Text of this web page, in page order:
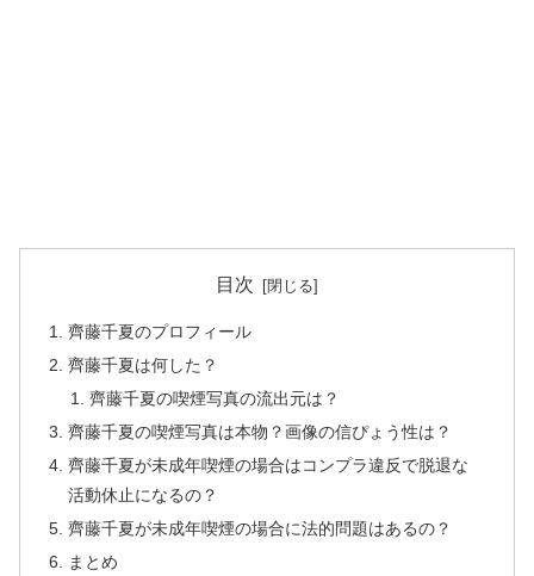
目次
齊藤千夏のプロフィール
齊藤千夏は何した？
齊藤千夏の喫煙写真の流出元は？
齊藤千夏の喫煙写真は本物？画像の信ぴょう性は？
齊藤千夏が未成年喫煙の場合はコンプラ違反で脱退な
活動休止になるの？
齊藤千夏が未成年喫煙の場合に法的問題はあるの？
まとめ